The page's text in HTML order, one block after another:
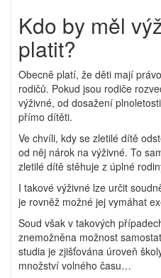
Kdo by měl
platit?
Obecně platí, že děti mají
rodičů. Pokud jsou rodiče
výživné, od dosažení
přímo dítěti.
Ve chvíli, kdy se zletilé dítě
od něj nárok na výživné. To
zletilé dítě stěhuje z úplné
I takové výživné lze určit
je rovněž možné jej vymáhat
Soud však v takových
znemožněna možnost
studia je zjišťována úroveň
množství volného času…